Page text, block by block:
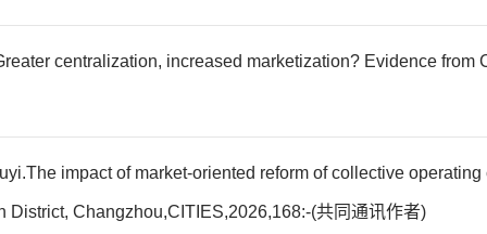
centralization, increased marketization? Evidence
impact of market-oriented reform of collective
Changzhou,CITIES,2026,168:-(共同通讯作者)